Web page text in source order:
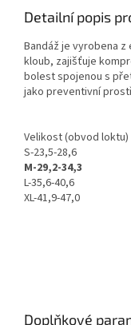
Detailní popis
Bandáž je vyrobena
kloub, zajišťuje
bolest spojenou s
jako preventivní
Velikost (obvod loktu)
S-23,5-28,6
M-29,2-34,3
L-35,6-40,6
XL-41,9-47,0
Doplňkové